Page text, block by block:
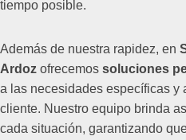
tiempo posible.
Además de nuestra rapidez, en
Ardoz ofrecemos soluciones
a las necesidades específicas y
cliente. Nuestro equipo brinda
cada situación, garantizando